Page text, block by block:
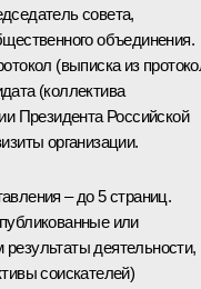
совета,
объединения.
(выписка из
(коллектива
Президента Российской
организации.
– до 5 страниц.
или
деятельности,
соискателей)